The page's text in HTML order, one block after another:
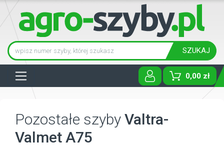
SZUKAJ
0,00 zł
Pozostałe szyby Valtra-
Valmet A75